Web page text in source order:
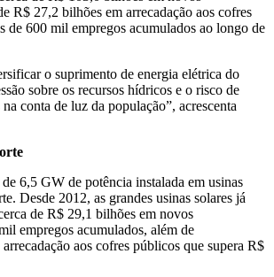
R$ 27,2 bilhões em arrecadação aos cofres
de 600 mil empregos acumulados ao longo de
o suprimento de energia elétrica do
sobre os recursos hídricos e o risco de
conta de luz da população”, acrescenta
6,5 GW de potência instalada em usinas
Desde 2012, as grandes usinas solares já
de R$ 29,1 bilhões em novos
empregos acumulados, além de
aos cofres públicos que supera R$